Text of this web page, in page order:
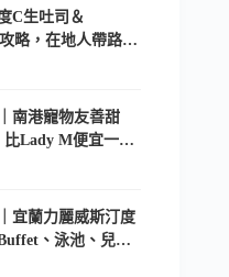
C生吐司＆
略，在地人帶路這
南港寵物友善甜
比Lady M便宜一半
宜蘭力麗威斯汀度
、泳池、兒童